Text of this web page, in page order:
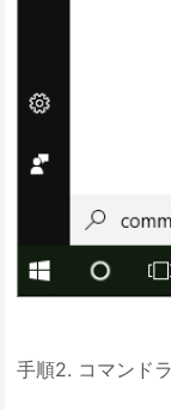
手順2. コマンド